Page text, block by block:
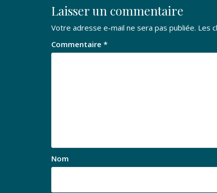
Laisser un commentaire
Votre adresse e-mail ne sera pas publiée. Les
Commentaire *
Nom